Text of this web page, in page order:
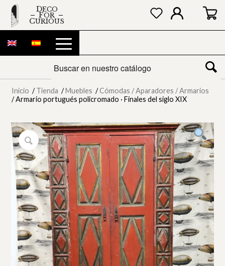
DECO
FOR
CURIOUS
Inicio / Tienda / Muebles / Cómodas / Aparadores / Armarios
/ Armario portugués policromado · Finales del siglo XIX